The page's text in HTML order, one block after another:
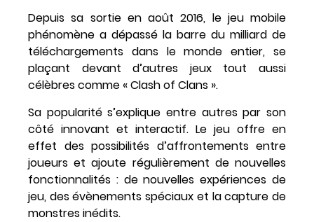
Depuis sa sortie en août 2016, le jeu mobile
phénomène a dépassé la barre du milliard de
téléchargements dans le monde entier, se
plaçant devant d’autres jeux tout aussi
célèbres comme « Clash of Clans ».
Sa popularité s’explique entre autres par son
côté innovant et interactif. Le jeu offre en
effet des possibilités d’affrontements entre
joueurs et ajoute régulièrement de nouvelles
fonctionnalités : de nouvelles expériences de
jeu, des évènements spéciaux et la capture de
monstres inédits.